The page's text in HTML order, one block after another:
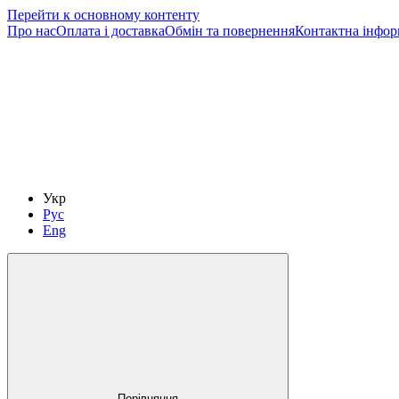
Перейти к основному контенту
Про насОплата і доставкаОбмін та поверненняКонтактна
Укр
Рус
Eng